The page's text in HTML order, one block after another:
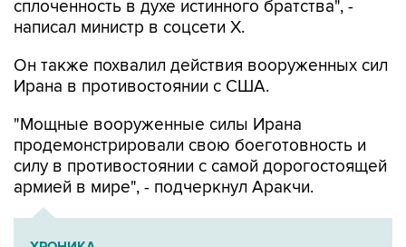
сплоченность в духе истинного братства", -
написал министр в соцсети Х.
Он также похвалил действия вооруженных сил
Ирана в противостоянии с США.
"Мощные вооруженные силы Ирана
продемонстрировали свою боеготовность и
силу в противостоянии с самой дорогостоящей
армией в мире", - подчеркнул Аракчи.